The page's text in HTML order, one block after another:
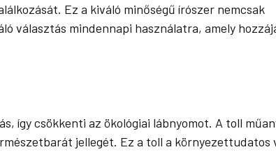
Ez a kiváló minőségű írószer nemcsak
választás mindennapi használatra, amely
így csökkenti az ökológiai lábnyomot. A toll
jellegét. Ez a toll a környezettudatos